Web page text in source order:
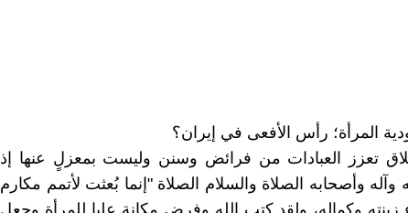
المرأة؛ رأس الأفعى في إيران؟
تعزز العبادات من فرائض وسنن وليست بمعزلٍ عنها إذ
وآله وأصحابه الصلاة والسلام الصلاة "إنما بُعثت لأتمم مكارم
زينته وكماله، ولقد كتب الله وفرض مكانة عليا للمرأة وجعل